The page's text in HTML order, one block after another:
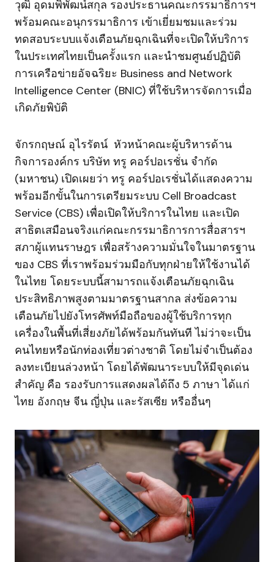
วุฒิ อุดมพิพัฒน์สกุล รองประธานคณะกรรมาธิการฯ
พร้อมคณะอนุกรรมาธิการ เข้าเยี่ยมชมและร่วม
ทดสอบระบบแจ้งเตือนภัยฉุกเฉินที่จะเปิดให้บริการ
ในประเทศไทยเป็นครั้งแรก และนำชมศูนย์ปฏิบัติ
การเครือข่ายอัจฉริยะ Business and Network
Intelligence Center (BNIC) ที่ใช้บริหารจัดการเมื่อ
เกิดภัยพิบัติ
จักรกฤษณ์ อุไรรัตน์ หัวหน้าคณะผู้บริหารด้าน
กิจการองค์กร บริษัท ทรู คอร์ปอเรชั่น จำกัด
(มหาชน) เปิดเผยว่า ทรู คอร์ปอเรชั่นได้แสดงความ
พร้อมอีกขั้นในการเตรียมระบบ Cell Broadcast
Service (CBS) เพื่อเปิดให้บริการในไทย และเปิด
สาธิตเสมือนจริงแก่คณะกรรมาธิการการสื่อสารฯ
สภาผู้แทนราษฎร เพื่อสร้างความมั่นใจในมาตรฐาน
ของ CBS ที่เราพร้อมร่วมมือกับทุกฝ่ายให้ใช้งานได้
ในไทย โดยระบบนี้สามารถแจ้งเตือนภัยฉุกเฉิน
ประสิทธิภาพสูงตามมาตรฐานสากล ส่งข้อความ
เตือนภัยไปยังโทรศัพท์มือถือของผู้ใช้บริการทุก
เครื่องในพื้นที่เสี่ยงภัยได้พร้อมกันทันที ไม่ว่าจะเป็น
คนไทยหรือนักท่องเที่ยวต่างชาติ โดยไม่จำเป็นต้อง
ลงทะเบียนล่วงหน้า โดยได้พัฒนาระบบให้มีจุดเด่น
สำคัญ คือ รองรับการแสดงผลได้ถึง 5 ภาษา ได้แก่
ไทย อังกฤษ จีน ญี่ปุ่น และรัสเซีย หรืออื่นๆ